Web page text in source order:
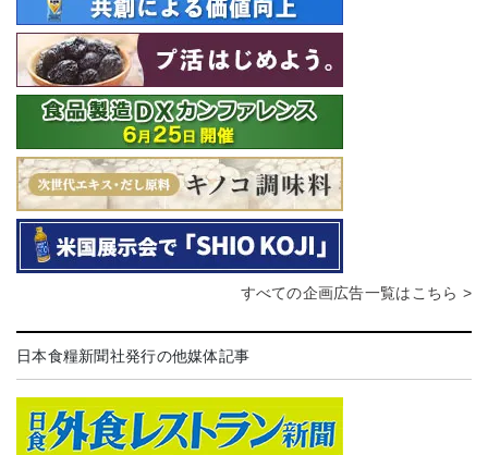
すべての企画広告一覧はこちら >
日本食糧新聞社発行の他媒体記事